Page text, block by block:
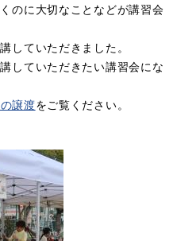
のに大切なことなどが講習会
していただきました。
していただきたい講習会にな
譲渡をご覧ください。